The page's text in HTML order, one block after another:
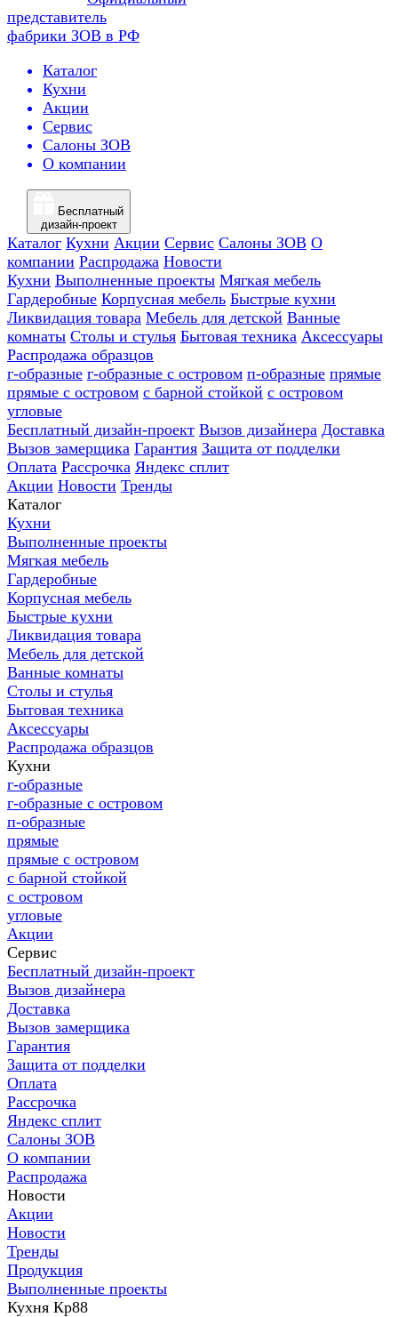
представитель
фабрики ЗОВ в РФ
Каталог
Кухни
Акции
Сервис
Салоны ЗОВ
О компании
Бесплатный
дизайн-проект
Каталог Кухни Акции Сервис Салоны ЗОВ О
компании Распродажа Новости
Кухни Выполненные проекты Мягкая мебель
Гардеробные Корпусная мебель Быстрые кухни
Ликвидация товара Мебель для детской Ванные
комнаты Столы и стулья Бытовая техника Аксессуары
Распродажа образцов
г-образные г-образные с островом п-образные прямые
прямые с островом с барной стойкой с островом
угловые
Бесплатный дизайн-проект Вызов дизайнера Доставка
Вызов замерщика Гарантия Защита от подделки
Оплата Рассрочка Яндекс сплит
Акции Новости Тренды
Каталог
Кухни
Выполненные проекты
Мягкая мебель
Гардеробные
Корпусная мебель
Быстрые кухни
Ликвидация товара
Мебель для детской
Ванные комнаты
Столы и стулья
Бытовая техника
Аксессуары
Распродажа образцов
Кухни
г-образные
г-образные с островом
п-образные
прямые
прямые с островом
с барной стойкой
с островом
угловые
Акции
Сервис
Бесплатный дизайн-проект
Вызов дизайнера
Доставка
Вызов замерщика
Гарантия
Защита от подделки
Оплата
Рассрочка
Яндекс сплит
Салоны ЗОВ
О компании
Распродажа
Новости
Акции
Новости
Тренды
Продукция
Выполненные проекты
Кухня Кр88